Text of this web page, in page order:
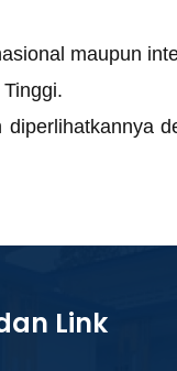
maupun
Link